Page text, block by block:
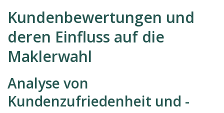
Kundenbewertungen und
deren Einfluss auf die
Maklerwahl
Analyse von
Kundenzufriedenheit und -